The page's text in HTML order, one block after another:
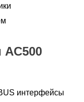
интерфейсы